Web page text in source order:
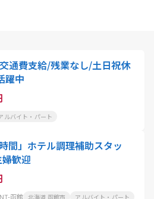
通費支給/残業なし/土日祝休
躍中
ルバイト・パート
間」ホテル調理補助スタッ
歓迎
函館 北海道 函館市 アルバイト・パート